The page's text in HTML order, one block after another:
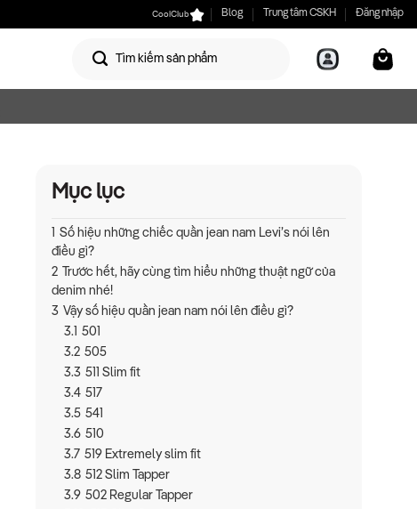
CoolClub Blog Trung tâm CSKH Đăng nhập
Mục lục
Số hiệu những chiếc quần jean nam Levi’s nói lên
điều gì?
2
Trước hết, hãy cùng tìm hiểu những thuật ngữ của
denim nhé!
3 Vậy số hiệu quần jean nam nói lên điều gì?
3.1
501
3.2 505
3.3 511 Slim fit
3.4 517
3.5 541
3.6 510
3.7 519 Extremely slim fit
3.8 512 Slim Tapper
3.9 502 Regular Tapper